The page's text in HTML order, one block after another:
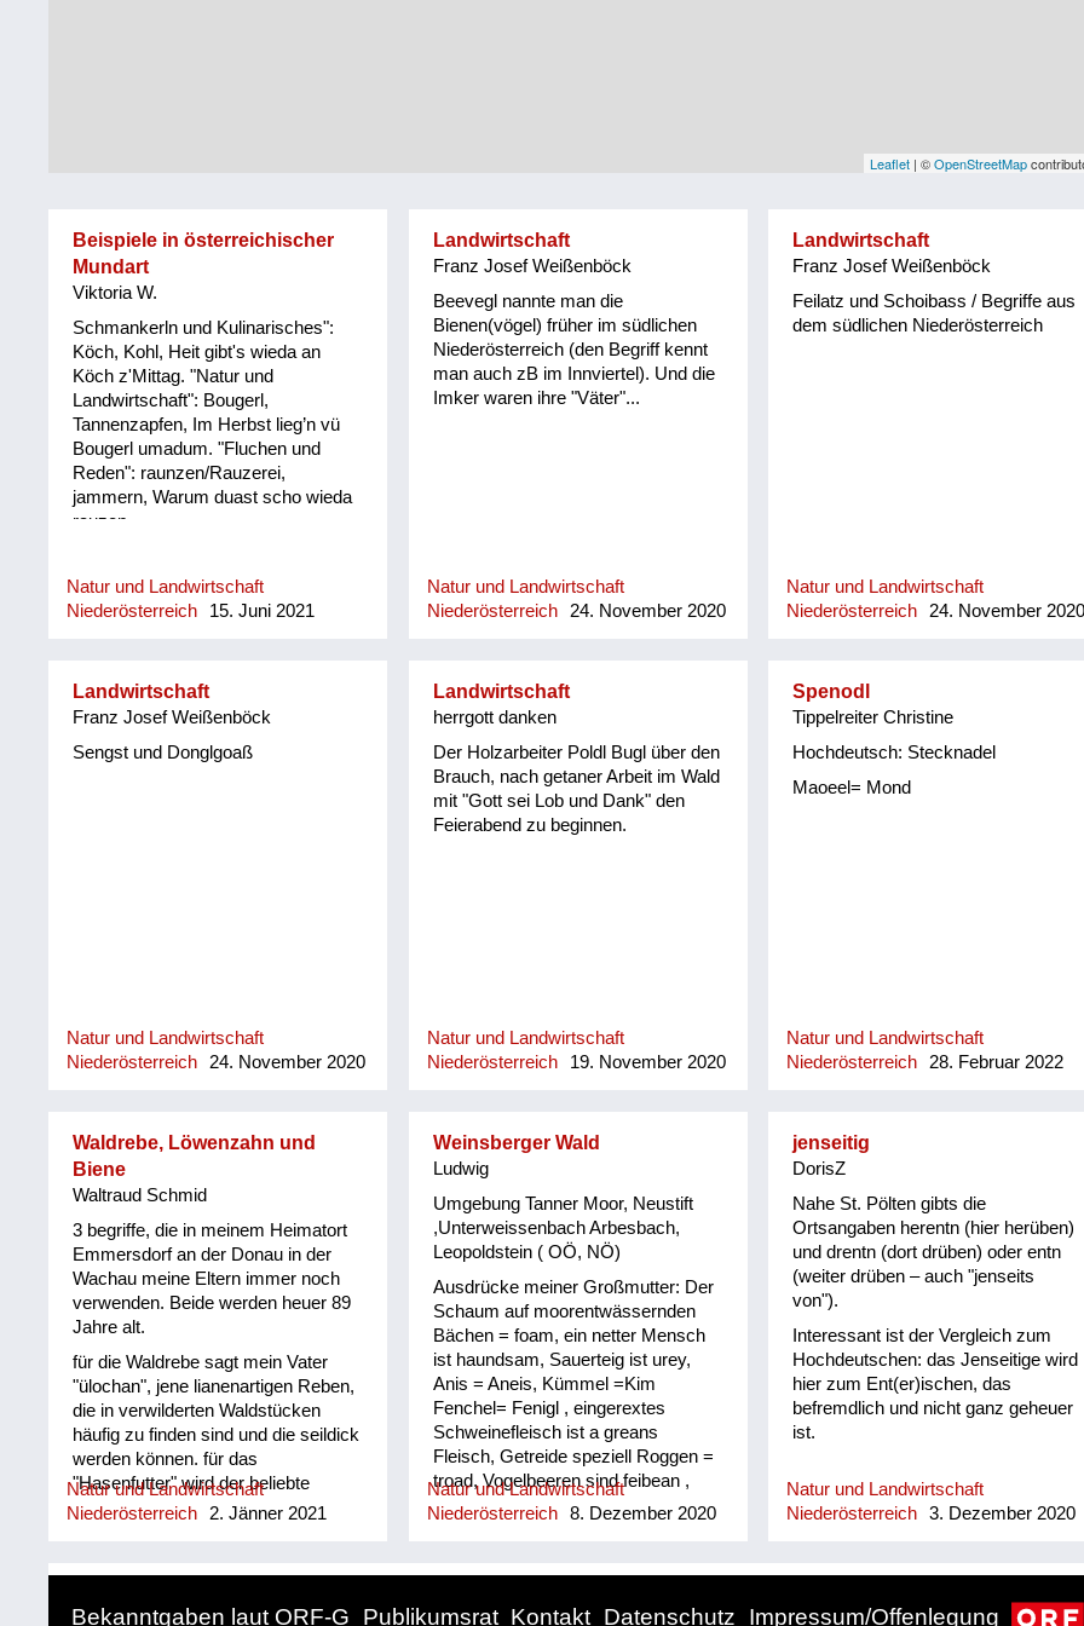
Leaflet | ©OpenStreetMap
Beispiele in österreichischer
Mundart
Viktoria W.
Schmankerln und Kulinarisches":
Köch, Kohl, Heit gibt's wieda an
Köch z'Mittag. "Natur und
Landwirtschaft": Bougerl,
Tannenzapfen, Im Herbst lieg’n vü
Bougerl umadum. "Fluchen und
Reden": raunzen/Rauzerei,
jammern, Warum duast scho wieda
rauzen.
Natur und Landwirtschaft
Niederösterreich
15. Juni 2021
Landwirtschaft
Franz Josef Weißenböck
Beevegl nannte man die
Bienen(vögel) früher im südlichen
Niederösterreich (den Begriff kennt
man auch zB im Innviertel). Und die
Imker waren ihre "Väter"...
Natur und Landwirtschaft
Niederösterreich
24. November 2020
Landwirtschaft
Franz Josef Weißenböck
Feilatz und Schoibass / Begriffe aus
dem südlichen Niederösterreich
Natur und Landwirtschaft
Niederösterreich
24. November
Landwirtschaft
Franz Josef Weißenböck
Sengst und Donglgoaß
Natur und Landwirtschaft
Niederösterreich
24. November 2020
Landwirtschaft
herrgott danken
Der Holzarbeiter Poldl Bugl über den
Brauch, nach getaner Arbeit im Wald
mit "Gott sei Lob und Dank" den
Feierabend zu beginnen.
Natur und Landwirtschaft
Niederösterreich
19. November 2020
Spenodl
Tippelreiter Christine
Hochdeutsch: Stecknadel
Maoeel= Mond
Natur und Landwirtschaft
Niederösterreich
28. Februar 2022
Waldrebe, Löwenzahn und
Biene
Waltraud Schmid
3 begriffe, die in meinem Heimatort
Emmersdorf an der Donau in der
Wachau meine Eltern immer noch
verwenden. Beide werden heuer 89
Jahre alt.
für die Waldrebe sagt mein Vater
"ülochan", jene lianenartigen Reben,
die in verwilderten Waldstücken
häufig zu finden sind und die seildick
werden können. für das
"Hasenfutter" wird der beliebte
Löwenzahn mit "mordoschn"
selbstverständlich begleitet hat, weil
ich selber Hasen gehalten habe. "So
Natur und Landwirtschaft
Niederösterreich
2. Jänner 2021
Weinsberger Wald
Ludwig
Umgebung Tanner Moor, Neustift
,Unterweissenbach Arbesbach,
Leopoldstein ( OÖ, NÖ)
Ausdrücke meiner Großmutter: Der
Schaum auf moorentwässernden
Bächen = foam, ein netter Mensch
ist haundsam, Sauerteig ist urey,
Anis = Aneis, Kümmel =Kim
Fenchel= Fenigl , eingerextes
Schweinefleisch ist a greans
Fleisch, Getreide speziell Roggen =
troad, Vogelbeeren sind feibean ,
Blaubeeren sind Heidelbeeren,
Natur und Landwirtschaft
Niederösterreich
8. Dezember 2020
jenseitig
DorisZ
Nahe St. Pölten gibts die
Ortsangaben herentn (hier herüben)
und drentn (dort drüben) oder entn
(weiter drüben – auch "jenseits
von").
Interessant ist der Vergleich zum
Hochdeutschen: das Jenseitige wird
hier zum Ent(er)ischen, das
befremdlich und nicht ganz geheuer
ist.
Natur und Landwirtschaft
Niederösterreich
3. Dezember 2020
Bekanntgaben laut ORF-G Publikumsrat Kontakt Datenschutz Impressum/Offenlegung